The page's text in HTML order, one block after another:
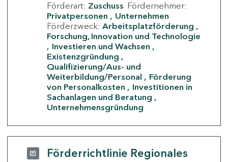
Förderart: Zuschuss Fördernehmer:
Privatpersonen
Unternehmen
Förderzweck: Arbeitsplatzförderung
Forschung, Innovation und Technologie
Investieren und Wachsen
Existenzgründung
Qualifizierung/Aus- und
Weiterbildung/Personal
Förderung
von Personalkosten
Investitionen in
Sachanlagen und Beratung
Unternehmensgründung
Förderrichtlinie Regionales